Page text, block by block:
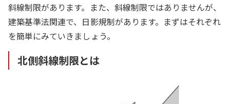
斜線制限があります。また、斜線制限ではありませんが、
建築基準法関連で、日影規制があります。まずはそれぞれ
を簡単にみていきましょう。
北側斜線制限とは